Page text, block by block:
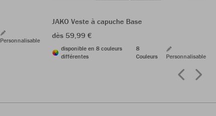
Personnalisable
JAKO Veste à capuche Base
dès 59,99 €
disponible en 8 couleurs
différentes
8
Couleurs
Personnalisable